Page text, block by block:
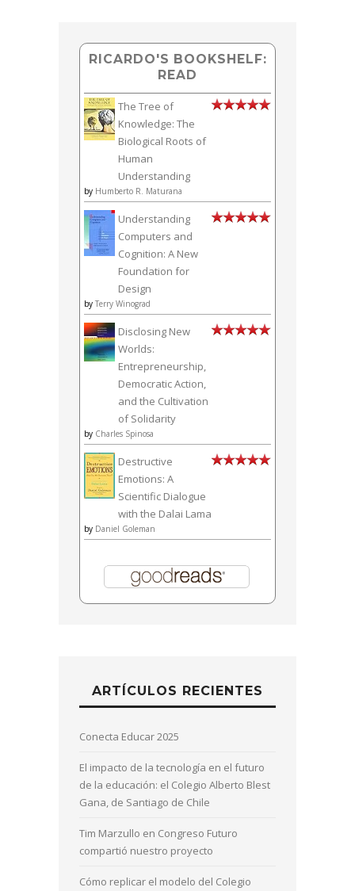
RICARDO'S BOOKSHELF:
READ
The Tree of
Knowledge: The
Biological Roots of
Human
Understanding
by Humberto R. Maturana
Understanding
Computers and
Cognition: A New
Foundation for
Design
by Terry Winograd
Disclosing New
Worlds:
Entrepreneurship,
Democratic Action,
and the Cultivation
of Solidarity
by Charles Spinosa
Destructive
Emotions: A
Scientific Dialogue
with the Dalai Lama
by Daniel Goleman
ARTÍCULOS RECIENTES
Conecta Educar 2025
El impacto de la tecnología en el futuro
de la educación: el Colegio Alberto Blest
Gana, de Santiago de Chile
Tim Marzullo en Congreso Futuro
compartió nuestro proyecto
Cómo replicar el modelo del Colegio